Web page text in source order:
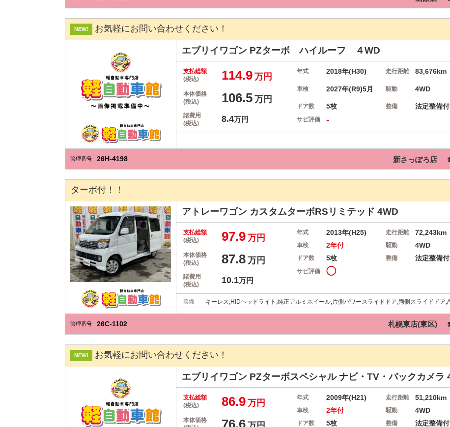
NEW! お気軽にお問い合わせください！
エブリイワゴン PZターボ ハイルーフ ４WD
支払総額
(税込)
114.9 万円
本体価格
(税込)
106.5 万円
諸費用
(税込)
8.4万円
年式 2018年(H30) 走行距離 83,676km
車検 2027年(R9)5月 駆動 4WD
ドア数 5枚 整備 法定整備付
サビ評価 -
管理番号 26H-4198 新さっぽろ店
ターボ付！！
アトレーワゴン カスタムターボRSリミテッド 4WD
支払総額
(税込)
97.9 万円
本体価格
(税込)
87.8 万円
諸費用
(税込)
10.1万円
年式 2013年(H25) 走行距離 72,243km
車検 2年付 駆動 4WD
ドア数 5枚 整備 法定整備付
サビ評価 ◯
装備 キーレス,HIDヘッドライト,純正アルミホイール,片側パワースライドドア,両側スライドド
管理番号 26C-1102 札幌東店(東区)
NEW! お気軽にお問い合わせください！
エブリイワゴン PZターボスペシャル ナビ・TV・バックカメラ
支払総額
(税込)
86.9 万円
本体価格
76.6
年式 2009年(H21) 走行距離 51,210km
車検 2年付 駆動 4WD
ドア数 5枚 整備 法定整備付